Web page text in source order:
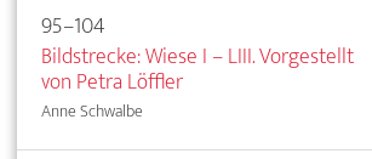
95–104
Bildstrecke: Wiese I – LIII. Vorgestellt
von Petra Löffler
Anne Schwalbe